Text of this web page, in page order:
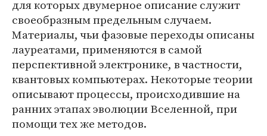
для которых двумерное описание служит
своеобразным предельным случаем.
Материалы, чьи фазовые переходы описаны
лауреатами, применяются в самой
перспективной электронике, в частности,
квантовых компьютерах. Некоторые теории
описывают процессы, происходившие на
ранних этапах эволюции Вселенной, при
помощи тех же методов.